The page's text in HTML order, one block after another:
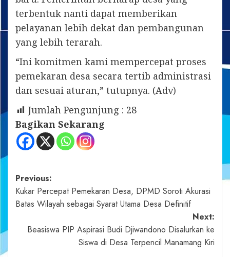
terbentuk nanti dapat memberikan
pelayanan lebih dekat dan pembangunan
yang lebih terarah.
“Ini komitmen kami mempercepat proses
pemekaran desa secara tertib administrasi
dan sesuai aturan,” tutupnya. (Adv)
Jumlah Pengunjung : 28
Bagikan Sekarang
Post
navigation
Previous:
Kukar Percepat Pemekaran Desa, DPMD Soroti Akurasi
Batas Wilayah sebagai Syarat Utama Desa Definitif
Next:
Beasiswa PIP Aspirasi Budi Djiwandono Disalurkan ke
Siswa di Desa Terpencil Manamang Kiri